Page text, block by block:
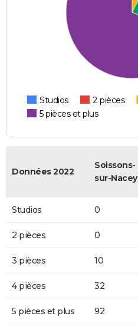
Studios 2 pièces
5 pièces et plus
Données 2022
Soissons-
sur-Nacey
Studios 0
2 pièces 0
3 pièces 10
4 pièces 32
5 pièces et plus 92